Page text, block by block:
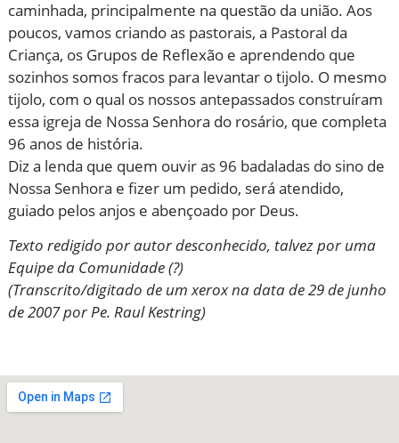
caminhada, principalmente na questão da união. Aos
poucos, vamos criando as pastorais, a Pastoral da
Criança, os Grupos de Reflexão e aprendendo que
sozinhos somos fracos para levantar o tijolo. O mesmo
tijolo, com o qual os nossos antepassados construíram
essa igreja de Nossa Senhora do rosário, que completa
96 anos de história.
Diz a lenda que quem ouvir as 96 badaladas do sino de
Nossa Senhora e fizer um pedido, será atendido,
guiado pelos anjos e abençoado por Deus.
Texto redigido por autor desconhecido, talvez por uma
Equipe da Comunidade (?)
(Transcrito/digitado de um xerox na data de 29 de junho
de 2007 por Pe. Raul Kestring)